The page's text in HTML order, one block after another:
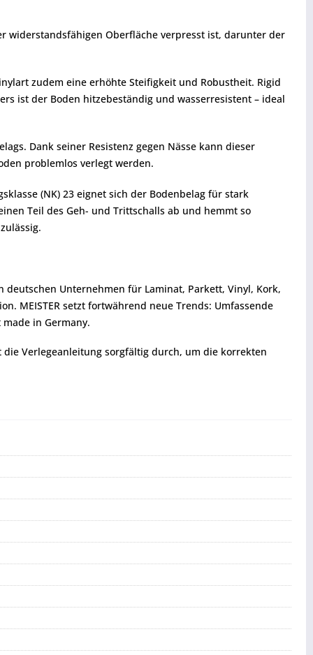
widerstandsfähigen Oberfläche verpresst ist, darunter der
zudem eine erhöhte Steifigkeit und Robustheit. Rigid
ist der Boden hitzebeständig und wasserresistent – ideal
Dank seiner Resistenz gegen Nässe kann dieser
problemlos verlegt werden.
(NK) 23 eignet sich der Bodenbelag für stark
Teil des Geh- und Trittschalls ab und hemmt so
deutschen Unternehmen für Laminat, Parkett, Vinyl, Kork,
MEISTER setzt fortwährend neue Trends: Umfassende
in Germany.
Verlegeanleitung sorgfältig durch, um die korrekten